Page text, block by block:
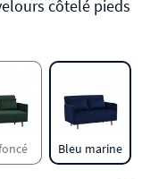
velours côtelé
Bleu marine